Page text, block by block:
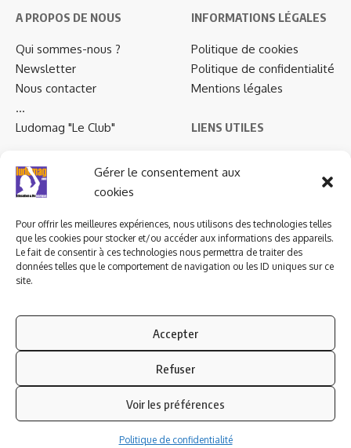
Gérer le consentement aux
cookies
Pour offrir les meilleures expériences, nous utilisons des technologies telles
que les cookies pour stocker et/ou accéder aux informations des appareils.
Le fait de consentir à ces technologies nous permettra de traiter des
données telles que le comportement de navigation ou les ID uniques sur ce
site.
Accepter
Refuser
Voir les préférences
Politique de confidentialité
A PROPOS DE NOUS
Qui sommes-nous ?
Newsletter
Nous contacter
…
Ludomag "Le Club"
INFORMATIONS LÉGALES
Politique de cookies
Politique de confidentialité
Mentions légales
LIENS UTILES
ludoviales
PARTENAIRES